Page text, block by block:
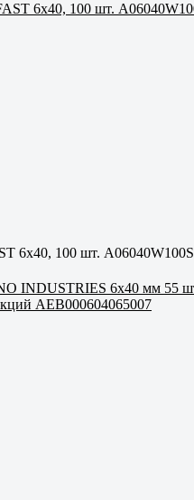
6x40, 100 шт. А06040W100S